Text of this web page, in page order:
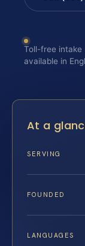
Toll-free intake
available in
At a
SERVING
FOUNDED
LANGUAGES